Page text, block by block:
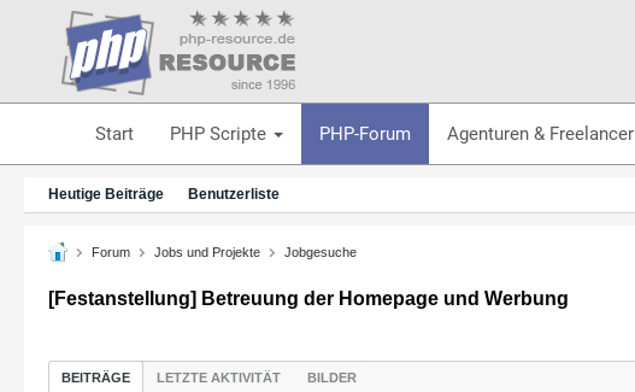
Start PHP Scripte PHP-Forum Agenturen & Freelancer
Heutige Beiträge Benutzerliste
Forum Jobs und Projekte Jobgesuche
[Festanstellung] Betreuung der Homepage und Werbung
BEITRÄGE LETZTE AKTIVITÄT BILDER